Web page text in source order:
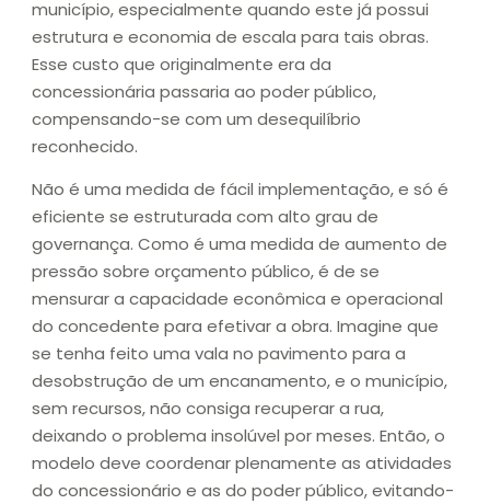
município, especialmente quando este já possui
estrutura e economia de escala para tais obras.
Esse custo que originalmente era da
concessionária passaria ao poder público,
compensando-se com um desequilíbrio
reconhecido.
Não é uma medida de fácil implementação, e só é
eficiente se estruturada com alto grau de
governança. Como é uma medida de aumento de
pressão sobre orçamento público, é de se
mensurar a capacidade econômica e operacional
do concedente para efetivar a obra. Imagine que
se tenha feito uma vala no pavimento para a
desobstrução de um encanamento, e o município,
sem recursos, não consiga recuperar a rua,
deixando o problema insolúvel por meses. Então, o
modelo deve coordenar plenamente as atividades
do concessionário e as do poder público, evitando-